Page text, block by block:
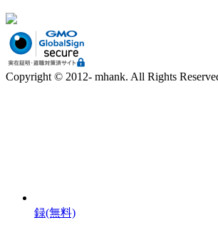
Copyright © 2012- mhank. All Rights
録(無料)